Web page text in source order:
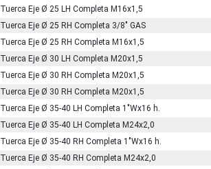
Tuerca Eje Ø 25 LH Completa M16x1,5
Tuerca Eje Ø 25 RH Completa 3/8" GAS
Tuerca Eje Ø 25 RH Completa M16x1,5
Tuerca Eje Ø 30 LH Completa M20x1,5
Tuerca Eje Ø 30 RH Completa M20x1,5
Tuerca Eje Ø 30 RH Completa M20x1,5
Tuerca Eje Ø 35-40 LH Completa 1"Wx16 h.
Tuerca Eje Ø 35-40 LH Completa M24x2,0
Tuerca Eje Ø 35-40 RH Completa 1"Wx16 h.
Tuerca Eje Ø 35-40 RH Completa M24x2,0